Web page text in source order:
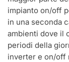
impianto on/off
in una seconda
ambienti dove il
periodi della
inverter e on/off